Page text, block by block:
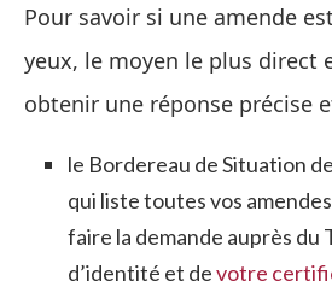
Pour savoir si une amende
yeux, le moyen le plus direct
obtenir une réponse précise
le Bordereau de Situation
qui liste toutes vos
faire la demande auprès
d’identité et devotre